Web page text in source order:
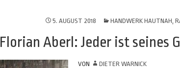
5. AUGUST 2018 HANDWERK HAUTNAH
Florian Aberl: Jeder ist seines
VON DIETER WARNICK